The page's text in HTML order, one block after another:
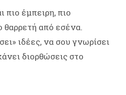
πιο έμπειρη, πιο
θαρρετή από εσένα.
ιδέες, να σου γνωρίσει
διορθώσεις στο